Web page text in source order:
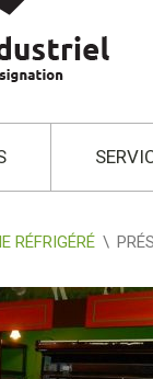
RÉFRIGÉRÉ \